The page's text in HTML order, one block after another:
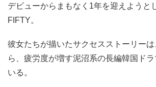
デビューからまもなく1年を迎えようと
FIFTY。
彼女たちが描いたサクセスストーリー
ら、疲労度が増す泥沼系の長編韓国ド
いる。